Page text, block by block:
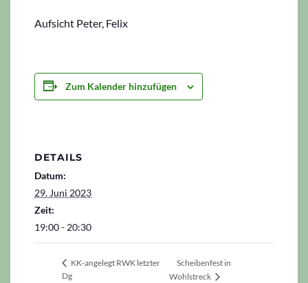
Aufsicht Peter, Felix
Zum Kalender hinzufügen
DETAILS
Datum:
29. Juni 2023
Zeit:
19:00 - 20:30
KK-angelegt RWK letzter
Dg
Scheibenfest in
Wohlstreck